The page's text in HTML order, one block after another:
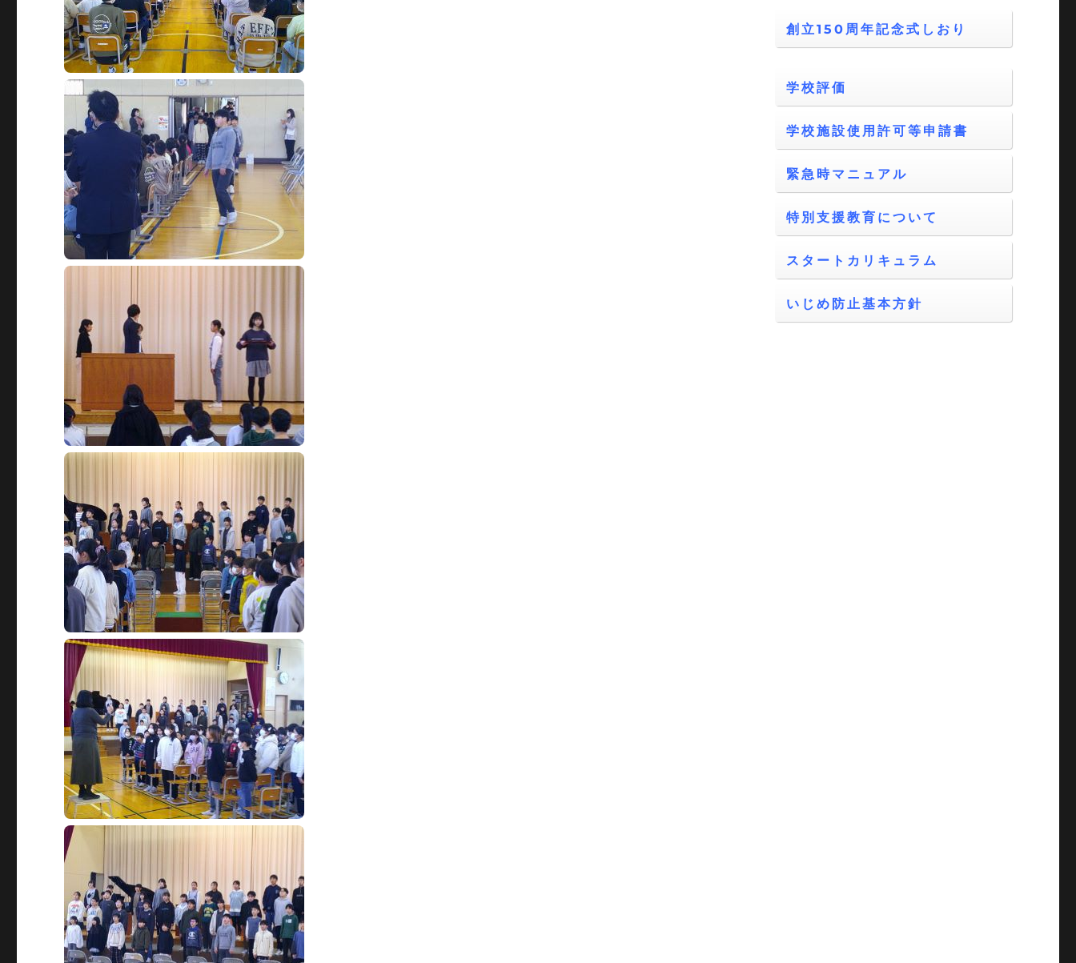
創立150周年記念式しおり
学校評価
学校施設使用許可等申請書
緊急時マニュアル
特別支援教育について
スタートカリキュラム
いじめ防止基本方針